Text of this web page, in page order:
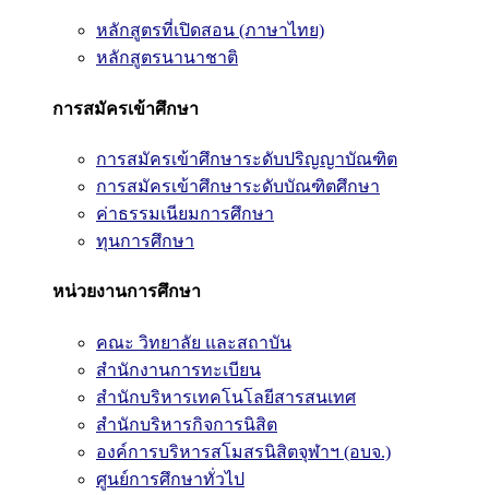
หลักสูตรที่เปิดสอน (ภาษาไทย)
หลักสูตรนานาชาติ
การสมัครเข้าศึกษา
การสมัครเข้าศึกษาระดับปริญญาบัณฑิต
การสมัครเข้าศึกษาระดับบัณฑิตศึกษา
ค่าธรรมเนียมการศึกษา
ทุนการศึกษา
หน่วยงานการศึกษา
คณะ วิทยาลัย และสถาบัน
สำนักงานการทะเบียน
สำนักบริหารเทคโนโลยีสารสนเทศ
สำนักบริหารกิจการนิสิต
องค์การบริหารสโมสรนิสิตจุฬาฯ (อบจ.)
ศูนย์การศึกษาทั่วไป